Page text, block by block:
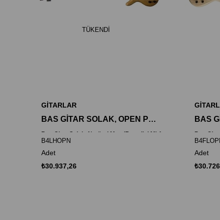
TÜKENDI
GİTARLAR
BAS GİTAR SOLAK, OPEN PORE NATÜREL, (BARTOLİNİ MK1
Bas Gitar Solak, Natürel Mat, (Bartolini Mk1-4F & Mk-1-4R)
B4LHOPN
Adet
₺30.937,26
Bas
Adet